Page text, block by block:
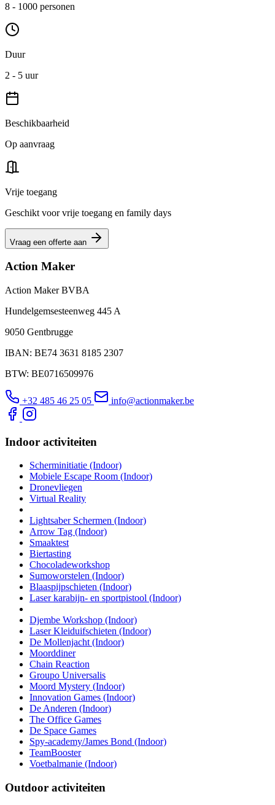
8 - 1000 personen
Duur
2 - 5 uur
Beschikbaarheid
Op aanvraag
Vrije toegang
Geschikt voor vrije toegang en family days
Vraag een offerte aan
Action Maker
Action Maker BVBA
Hundelgemsesteenweg 445 A
9050 Gentbrugge
IBAN: BE74 3631 8185 2307
BTW: BE0716509976
+32 485 46 25 05 info@actionmaker.be
Indoor activiteiten
Scherminitiatie (Indoor)
Mobiele Escape Room (Indoor)
Dronevliegen
Virtual Reality
Lightsaber Schermen (Indoor)
Arrow Tag (Indoor)
Smaaktest
Biertasting
Chocoladeworkshop
Sumoworstelen (Indoor)
Blaaspijpschieten (Indoor)
Laser karabijn- en sportpistool (Indoor)
Djembe Workshop (Indoor)
Laser Kleiduifschieten (Indoor)
De Mollenjacht (Indoor)
Moorddiner
Chain Reaction
Groupo Universalis
Moord Mystery (Indoor)
Innovation Games (Indoor)
De Anderen (Indoor)
The Office Games
De Space Games
Spy-academy/James Bond (Indoor)
TeamBooster
Voetbalmanie (Indoor)
Outdoor activiteiten